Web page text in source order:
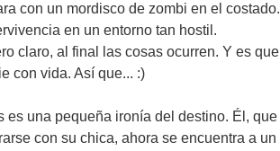
con un mordisco de zombi en el costado.
en un entorno tan hostil.
claro, al final las cosas ocurren. Y es que
con vida. Así que... :)
una pequeña ironía del destino. Él, que
con su chica, ahora se encuentra a un